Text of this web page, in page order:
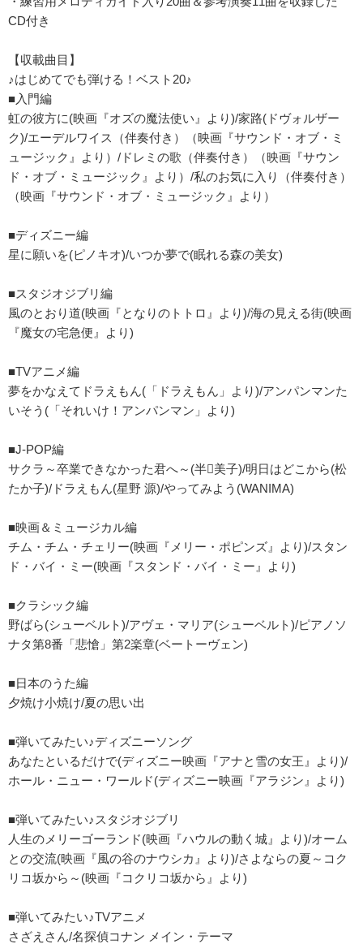
CD付き
【収載曲目】
♪はじめてでも弾ける！ベスト20♪
■入門編
虹の彼方に(映画『オズの魔法使い』より)/家路(ドヴォルザー
ク)/エーデルワイス（伴奏付き）（映画『サウンド・オブ・ミ
ュージック』より）/ドレミの歌（伴奏付き）（映画『サウン
ド・オブ・ミュージック』より）/私のお気に入り（伴奏付き）
（映画『サウンド・オブ・ミュージック』より）
■ディズニー編
星に願いを(ピノキオ)/いつか夢で(眠れる森の美女)
■スタジオジブリ編
風のとおり道(映画『となりのトトロ』より)/海の見える街(映画
『魔女の宅急便』より)
■TVアニメ編
夢をかなえてドラえもん(「ドラえもん」より)/アンパンマンた
いそう(「それいけ！アンパンマン」より)
■J-POP編
サクラ～卒業できなかった君へ～(半美子)/明日はどこから(松
たか子)/ドラえもん(星野 源)/やってみよう(WANIMA)
■映画＆ミュージカル編
チム・チム・チェリー(映画『メリー・ポピンズ』より)/スタン
ド・バイ・ミー(映画『スタンド・バイ・ミー』より)
■クラシック編
野ばら(シューベルト)/アヴェ・マリア(シューベルト)/ピアノソ
ナタ第8番「悲愴」第2楽章(ベートーヴェン)
■日本のうた編
夕焼け小焼け/夏の思い出
■弾いてみたい♪ディズニーソング
あなたといるだけで(ディズニー映画『アナと雪の女王』より)/
ホール・ニュー・ワールド(ディズニー映画『アラジン』より)
■弾いてみたい♪スタジオジブリ
人生のメリーゴーランド(映画『ハウルの動く城』より)/オーム
との交流(映画『風の谷のナウシカ』より)/さよならの夏～コク
リコ坂から～(映画『コクリコ坂から』より)
■弾いてみたい♪TVアニメ
さざえさん/名探偵コナン メイン・テーマ